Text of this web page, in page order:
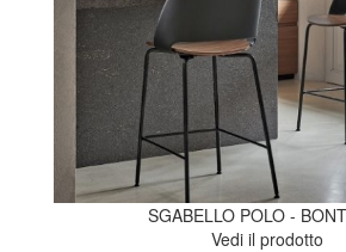
SGABELLO POLO -
Vedi il prodotto